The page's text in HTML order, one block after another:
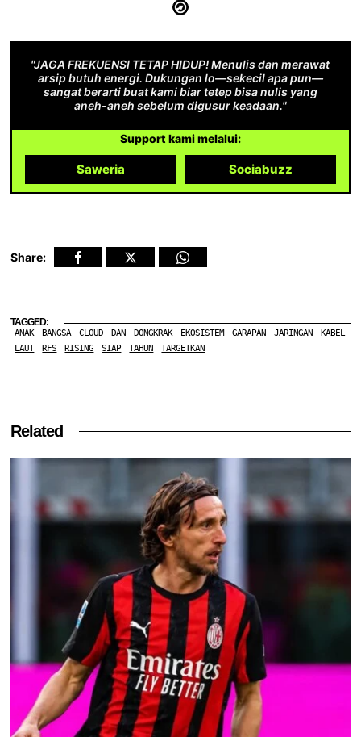
"JAGA FREKUENSI TETAP HIDUP! Menulis dan merawat
arsip butuh energi. Dukungan lo—sekecil apa pun—
sangat berarti buat kami biar tetep bisa nulis yang
aneh-aneh sebelum digusur keadaan."
Support kami melalui:
Saweria Sociabuzz
Share:
TAGGED:
ANAK BANGSA CLOUD DAN DONGKRAK EKOSISTEM GARAPAN JARINGAN
KABEL
LAUT
RFS RISING SIAP TAHUN TARGETKAN
Related